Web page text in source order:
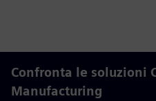
Confronta le soluzioni
Manufacturing